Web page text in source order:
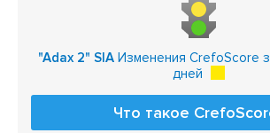
"Adax 2" SIAИзменения CrefoScore
дней
Что такое